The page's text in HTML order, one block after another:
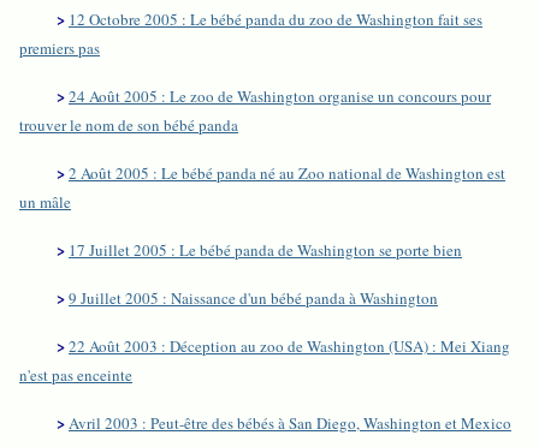
> 12 Octobre 2005 : Le bébé panda du zoo de Washington fait ses
premiers pas
>24 Août 2005 : Le zoo de Washington organise un concours pour
trouver le nom de son bébé panda
>2 Août 2005 : Le bébé panda né au Zoo national de Washington est
un mâle
> 17 Juillet 2005 : Le bébé panda de Washington se porte bien
>9 Juillet 2005 : Naissance d'un bébé panda à Washington
>22 Août 2003 : Déception au zoo de Washington (USA) : Mei Xiang
n'est pas enceinte
>Avril 2003 : Peut-être des bébés à San Diego, Washington et Mexico